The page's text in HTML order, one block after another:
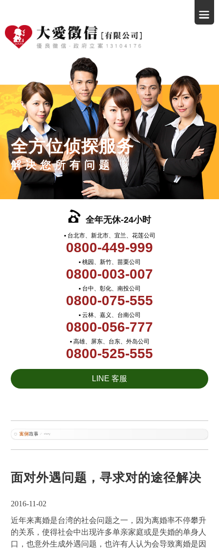
全方位侦探服务
解决您所有问题
全年无休-24小时
▪ 台北市、新北市、宜兰、花莲公司
0800-449-999
▪ 桃园、新竹、苗栗公司
0800-003-007
▪ 台中、彰化、南投公司
0800-075-555
▪ 云林、嘉义、台南公司
0800-056-777
▪ 高雄、屏东、台东、外岛公司
0800-525-555
LINE 客服
面对外遇问题，寻求对的途径解决
2016-11-02
近年来离婚是台湾的社会问题之一，因为离婚率不停攀升
的关系，使得社会中出现许多单亲家庭或是失婚的单身人
口，也意外生成外遇问题，也许有人认为会导致离婚是因